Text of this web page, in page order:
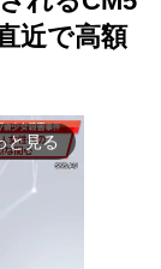
近で高額
と見る